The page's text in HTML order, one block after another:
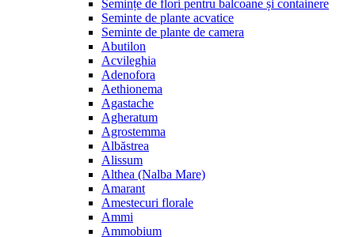
Semințe de flori pentru balcoane și containere
Seminte de plante acvatice
Seminte de plante de camera
Abutilon
Acvileghia
Adenofora
Aethionema
Agastache
Agheratum
Agrostemma
Albăstrea
Alissum
Althea (Nalba Mare)
Amarant
Amestecuri florale
Ammi
Ammobium